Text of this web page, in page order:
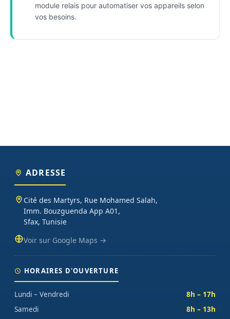
module relais pour automatiser vos appareils selon
vos besoins.
ADRESSE
Cité des Martyrs, Rue Mohamed Salah,
Imm. Bouzguenda App A01,
Sfax, Tunisie
Voir sur Google Maps →
HORAIRES D'OUVERTURE
Lundi – Vendredi
8h – 17h
Samedi
8h – 13h